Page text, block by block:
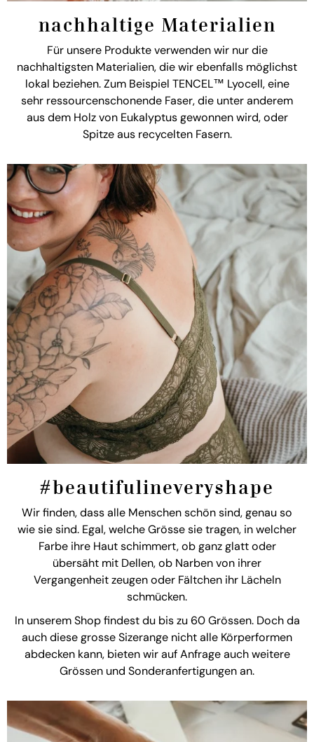
nachhaltige Materialien
Für unsere Produkte verwenden wir nur die
nachhaltigsten Materialien, die wir ebenfalls möglichst
lokal beziehen. Zum Beispiel TENCEL™ Lyocell, eine
sehr ressourcenschonende Faser, die unter anderem
aus dem Holz von Eukalyptus gewonnen wird, oder
Spitze aus recycelten Fasern.
#beautifulineveryshape
Wir finden, dass alle Menschen schön sind, genau so
wie sie sind. Egal, welche Grösse sie tragen, in welcher
Farbe ihre Haut schimmert, ob ganz glatt oder
übersäht mit Dellen, ob Narben von ihrer
Vergangenheit zeugen oder Fältchen ihr Lächeln
schmücken.
In unserem Shop findest du bis zu 60 Grössen. Doch da
auch diese grosse Sizerange nicht alle Körperformen
abdecken kann, bieten wir auf Anfrage auch weitere
Grössen und Sonderanfertigungen an.